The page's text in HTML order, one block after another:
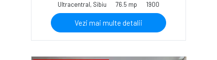
Ultracentral, Sibiu
76.5 mp 1900
Vezi mai multe detalii